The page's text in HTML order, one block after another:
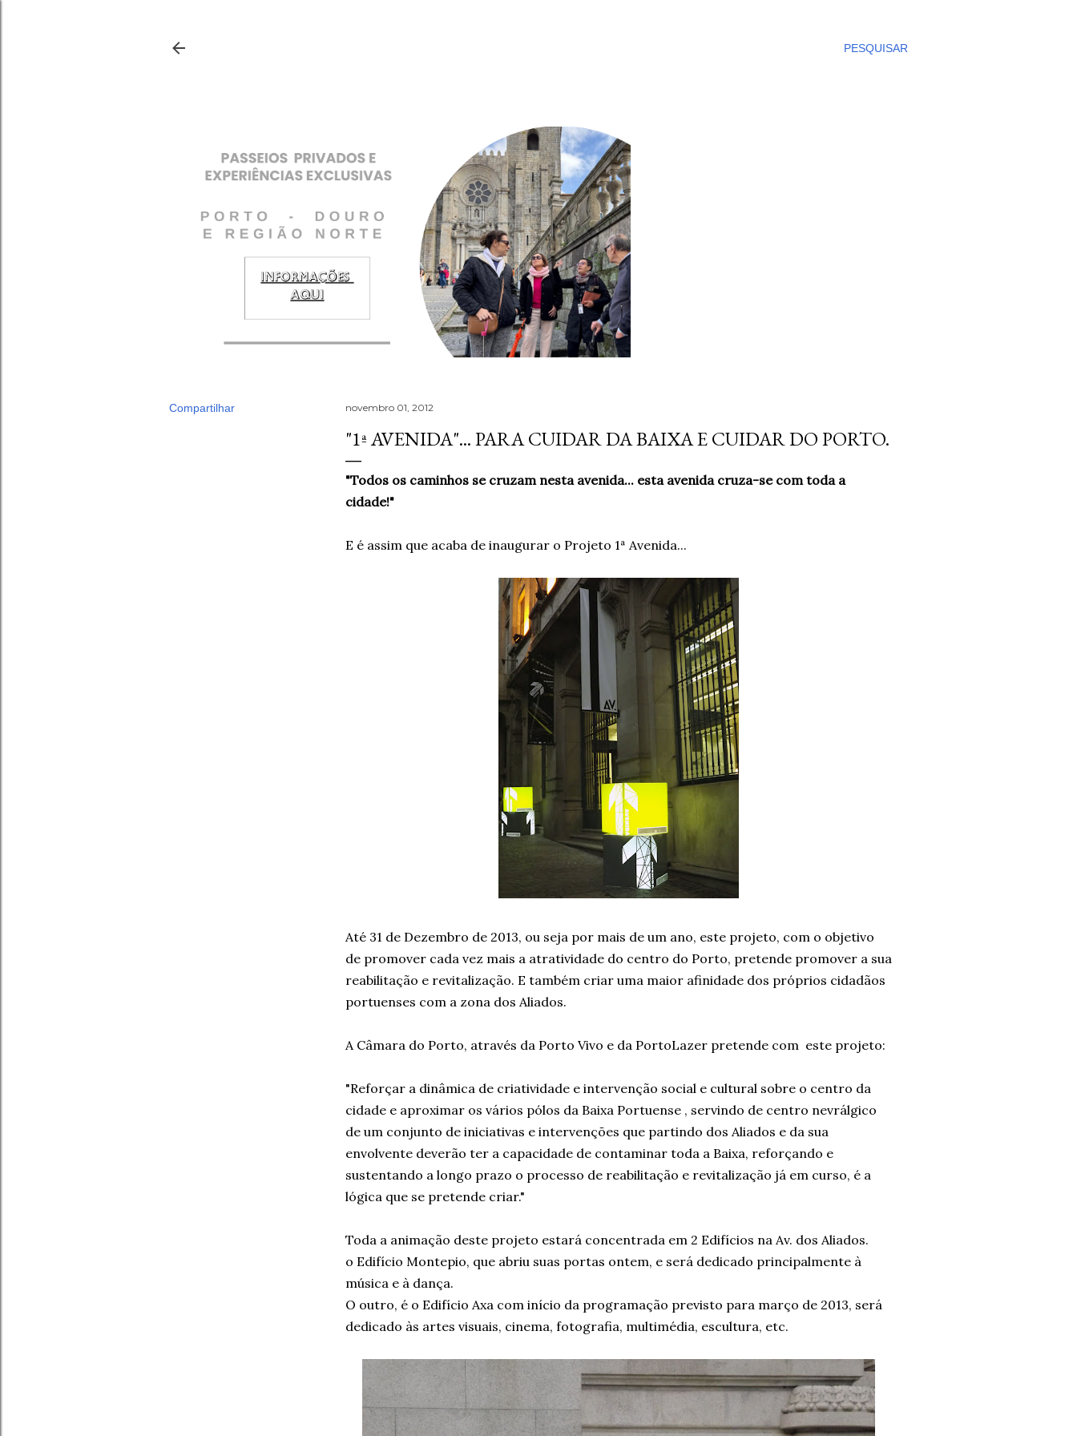
PESQUISAR
Compartilhar novembro 01, 2012
"1ª AVENIDA"... PARA CUIDAR DA BAIXA E CUIDAR DO PORTO.
"Todos os caminhos se cruzam nesta avenida... esta avenida cruza-se com toda a
cidade!"
E é assim que acaba de inaugurar o Projeto 1ª Avenida...
Até 31 de Dezembro de 2013, ou seja por mais de um ano, este projeto, com o objetivo
de promover cada vez mais a atratividade do centro do Porto, pretende promover a sua
reabilitação e revitalização. E também criar uma maior afinidade dos próprios cidadãos
portuenses com a zona dos Aliados.
A Câmara do Porto, através da Porto Vivo e da PortoLazer pretende com este projeto:
"Reforçar a dinâmica de criatividade e intervenção social e cultural sobre o centro da
cidade e aproximar os vários pólos da Baixa Portuense , servindo de centro nevrálgico
de um conjunto de iniciativas e intervenções que partindo dos Aliados e da sua
envolvente deverão ter a capacidade de contaminar toda a Baixa, reforçando e
sustentando a longo prazo o processo de reabilitação e revitalização já em curso, é a
lógica que se pretende criar."
Toda a animação deste projeto estará concentrada em 2 Edifícios na Av. dos Aliados.
o Edifício Montepio, que abriu suas portas ontem, e será dedicado principalmente à
música e à dança.
O outro, é o Edifício Axa com início da programação previsto para março de 2013, será
dedicado às artes visuais, cinema, fotografia, multimédia, escultura, etc.